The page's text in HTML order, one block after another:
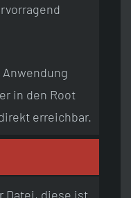
in den Root
erreichbar.
Datei, diese ist